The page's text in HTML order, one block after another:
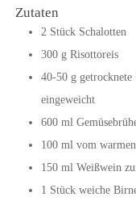
Zutaten
2 Stück Schalotten
300 g Risottoreis
40-50 g
eingeweicht
600 ml
100 ml vom
150 ml Weißwein
1 Stück weiche